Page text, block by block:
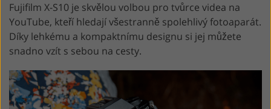
Fujifilm X-S10 je skvělou volbou pro tvůrce videa na
YouTube, kteří hledají všestranně spolehlivý fotoaparát.
Díky lehkému a kompaktnímu designu si jej můžete
snadno vzít s sebou na cesty.